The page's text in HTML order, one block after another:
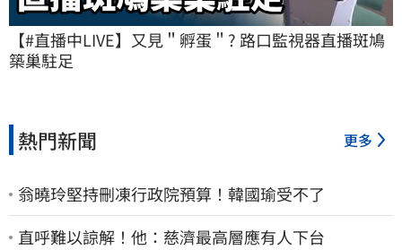
【#直播中LIVE】又見＂孵蛋＂? 路口監視器直播斑鳩
築巢駐足
熱門新聞 更多
翁曉玲堅持刪凍行政院預算！韓國瑜受不了
直呼難以諒解！他：慈濟最高層應有人下台